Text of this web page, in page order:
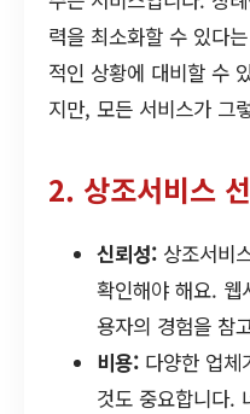
력을 최소화할 수 있다
적인 상황에 대비할 수
지만, 모든 서비스가 그
2. 상조서비스
신뢰성: 상조서비
확인해야 해요. 웹
용자의 경험을 참
비용: 다양한 업체
것도 중요합니다.